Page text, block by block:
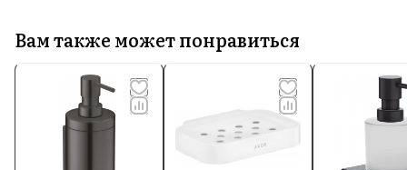
Вам также может понравиться